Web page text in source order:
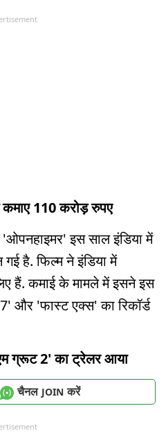
110 करोड़ रुपए
इस साल इंडिया में
है. फिल्म ने इंडिया में
हैं. कमाई के मामले में इसने इस
और 'फास्ट एक्स' का रिकॉर्ड
ग्रूट 2' का ट्रेलर आया
चैनल JOIN करें